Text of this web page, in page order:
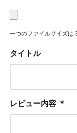
一つのファイルサイズは
タイトル
レビュー内容 ＊